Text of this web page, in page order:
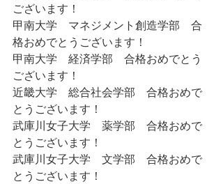
ございます！
甲南大学　マネジメント創造学部　合
格おめでとうございます！
甲南大学　経済学部　合格おめでとう
ございます！
近畿大学　総合社会学部　合格おめで
とうございます！
武庫川女子大学　薬学部　合格おめで
とうございます！
武庫川女子大学　文学部　合格おめで
とうございます！